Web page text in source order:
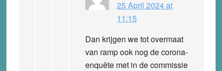
25 April 2024 at
11:15
Dan krijgen we tot overmaat
van ramp ook nog de corona-
enquête met in de commissie